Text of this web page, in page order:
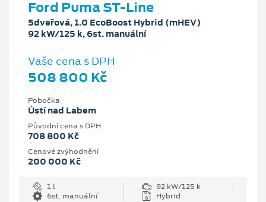
Ford Puma ST-Line
5dveřová, 1.0 EcoBoost Hybrid (mHEV)
92 kW/125 k, 6st. manuální
Vaše cena s DPH
508 800 Kč
Pobočka
Ústí nad Labem
Původní cena s DPH
708 800 Kč
Cenové zvýhodnění
200 000 Kč
1 l
92 kW/125 k
6st. manuální
Hybrid